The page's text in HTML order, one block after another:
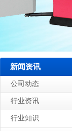
新闻资讯
公司动态
行业资讯
行业知识